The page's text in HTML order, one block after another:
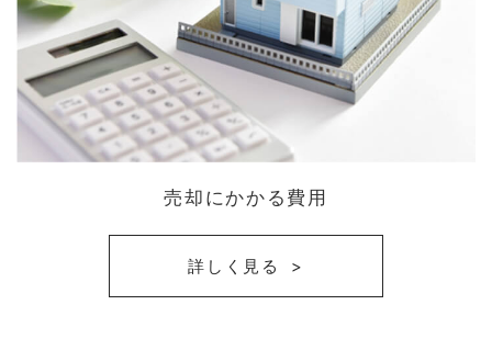
売却にかかる費用
詳しく見る